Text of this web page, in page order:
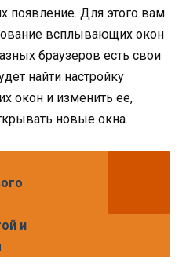
появление. Для этого вам
всплывающих окон
браузеров есть свои
найти настройку
окон и изменить ее,
новые окна.
и